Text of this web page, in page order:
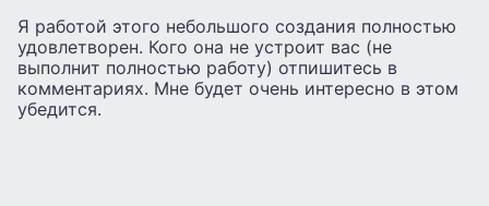
Я работой этого небольшого создания полностью
удовлетворен. Кого она не устроит вас (не
выполнит полностью работу) отпишитесь в
комментариях. Мне будет очень интересно в этом
убедится.